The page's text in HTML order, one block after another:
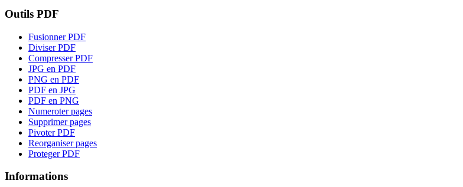
Outils PDF
Fusionner PDF
Diviser PDF
Compresser PDF
JPG en PDF
PNG en PDF
PDF en JPG
PDF en PNG
Numeroter pages
Supprimer pages
Pivoter PDF
Reorganiser pages
Proteger PDF
Informations